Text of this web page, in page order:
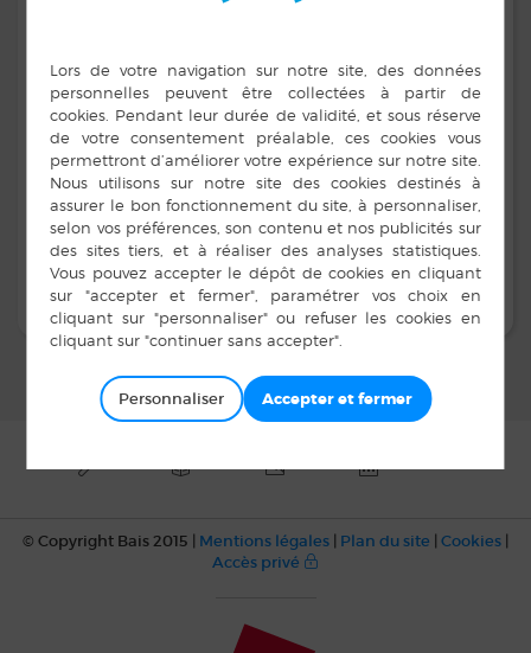
Vente de produits agricoles
Adresse :
51, rue de la Fontaine 35680 BAIS
Contacts :
02 99 76 32 10 - Fax : 02 99 76 50 34
© Copyright Bais 2015 | Mentions légales Plan du site Cookies
Accès privé
Personnaliser